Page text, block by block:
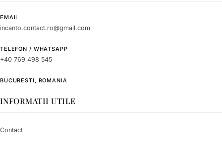
EMAIL
incanto.contact.ro@gmail.com
TELEFON / WHATSAPP
+40 769 498 545
BUCURESTI, ROMANIA
INFORMATII UTILE
Contact